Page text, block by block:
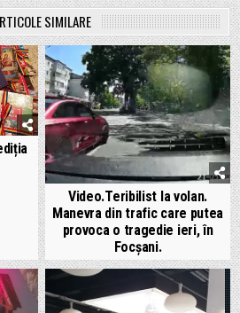
SIMILARE
Video.Teribilist la volan.
Manevra din trafic care putea
provoca o tragedie ieri, în
Focșani.